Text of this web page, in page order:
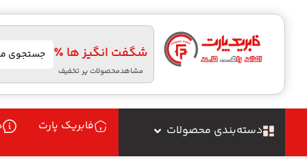
شگفت انگیز ها ٪
مشاهدمحصولات پر تخفیف
دسته‌بندی محصولات فابریک پارت